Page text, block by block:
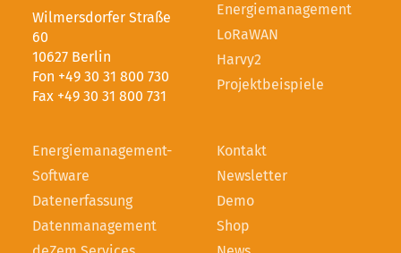
Wilmersdorfer Straße
60
10627 Berlin
Fon +49 30 31 800 730
Fax +49 30 31 800 731
Energiemanagement
LoRaWAN
Harvy2
Projektbeispiele
Energie­management­-
Software
Datenerfassung
Datenmanagement
Kontakt
Newsletter
Demo
Shop